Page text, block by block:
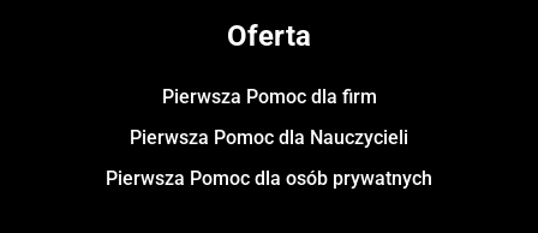
Oferta
Pierwsza Pomoc dla firm
Pierwsza Pomoc dla Nauczycieli
Pierwsza Pomoc dla osób prywatnych